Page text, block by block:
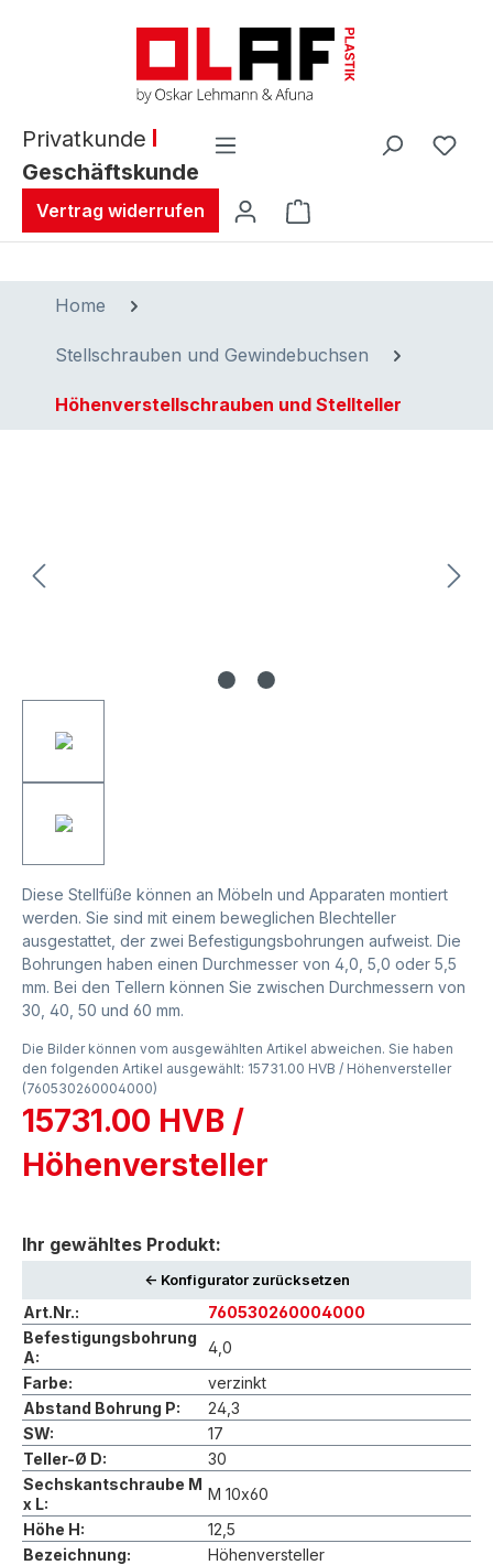
Privatkunde
Geschäftskunde
Vertrag widerrufen Warenkorb enthält
Home
Stellschrauben und Gewindebuchsen
Höhenverstellschrauben und Stellteller
Diese Stellfüße können an Möbeln und Apparaten montiert
werden. Sie sind mit einem beweglichen Blechteller
ausgestattet, der zwei Befestigungsbohrungen aufweist. Die
Bohrungen haben einen Durchmesser von 4,0, 5,0 oder 5,5
mm. Bei den Tellern können Sie zwischen Durchmessern von
30, 40, 50 und 60 mm.
Die Bilder können vom ausgewählten Artikel abweichen. Sie haben
den folgenden Artikel ausgewählt: 15731.00 HVB / Höhenversteller
(760530260004000)
15731.00 HVB /
Höhenversteller
Ihr gewähltes Produkt:
<- Konfigurator zurücksetzen
Art.Nr.:
760530260004000
Befestigungsbohrung
A:
4,0
Farbe:
verzinkt
Abstand Bohrung P:
24,3
SW:
17
Teller-Ø D:
30
Sechskantschraube M
x L:
M 10x60
Höhe H:
12,5
Bezeichnung:
Höhenversteller